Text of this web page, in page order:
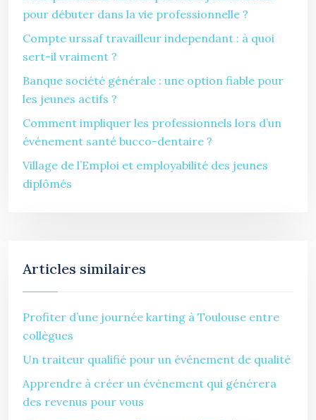
pour débuter dans la vie professionnelle ?
Compte urssaf travailleur independant : à quoi
sert-il vraiment ?
Banque société générale : une option fiable pour
les jeunes actifs ?
Comment impliquer les professionnels lors d’un
événement santé bucco-dentaire ?
Village de l’Emploi et employabilité des jeunes
diplômés
Articles similaires
Profiter d’une journée karting à Toulouse entre
collègues
Un traiteur qualifié pour un événement de qualité
Apprendre à créer un événement qui générera
des revenus pour vous